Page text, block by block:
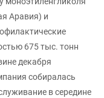
Аравия) и
675 тыс. тонн
декабря
собиралась
в середине